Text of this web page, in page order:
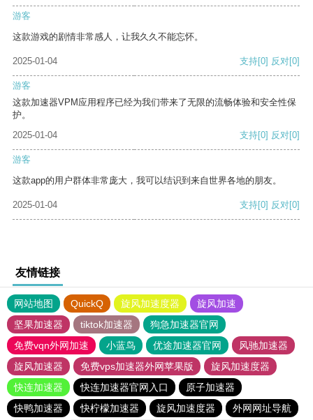
游客
这款游戏的剧情非常感人，让我久久不能忘怀。
2025-01-04 支持[0] 反对[0]
游客
这款加速器VPM应用程序已经为我们带来了无限的流畅体验和安全性保
护。
2025-01-04
支持[0] 反对[0]
游客
这款app的用户群体非常庞大，我可以结识到来自世界各地的朋友。
2025-01-04 支持[0] 反对[0]
友情链接
网站地图 QuickQ 旋风加速度器
旋风加速
坚果加速器
tiktok加速器
狗急加速器官网
免费vqn外网加速
小蓝鸟 优途加速器官网
风驰加速器
旋风加速器
免费vps加速器外网苹果版
旋风加速度器
快连加速器
快连加速器官网入口
原子加速器
快鸭加速器
快柠檬加速器 旋风加速度器
外网网址导航